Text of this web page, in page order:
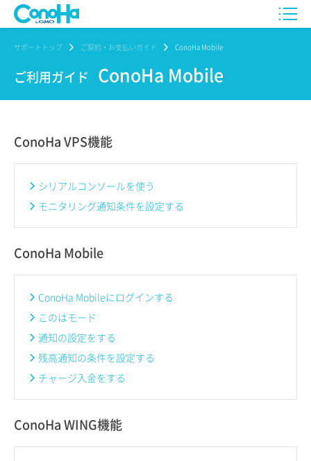
サポートトップ ご契約・お支払いガイド ConoHa Mobile
ご利用ガイド ConoHa Mobile
ConoHa VPS機能
シリアルコンソールを使う
モニタリング通知条件を設定する
ConoHa Mobile
ConoHa Mobileにログインする
このはモード
通知の設定をする
残高通知の条件を設定する
チャージ入金をする
ConoHa WING機能